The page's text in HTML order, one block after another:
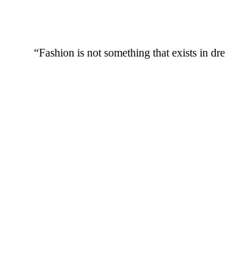
“Fashion is not something that exists in